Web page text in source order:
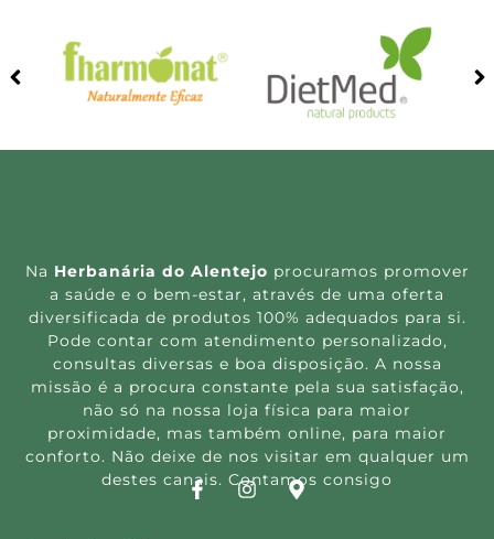
Na Herbanária do Alentejo procuramos promover
a saúde e o bem-estar, através de uma oferta
diversificada de produtos 100% adequados para si.
Pode contar com atendimento personalizado,
consultas diversas e boa disposição. A nossa
missão é a procura constante pela sua satisfação,
não só na nossa loja física para maior
proximidade, mas também online, para maior
conforto. Não deixe de nos visitar em qualquer um
destes canais. Contamos consigo